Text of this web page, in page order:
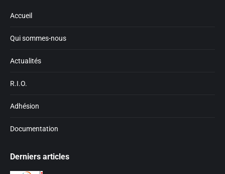
window
in
window
Accueil
Qui sommes-nous
Actualités
R.I.O.
Adhésion
Documentation
Derniers articles